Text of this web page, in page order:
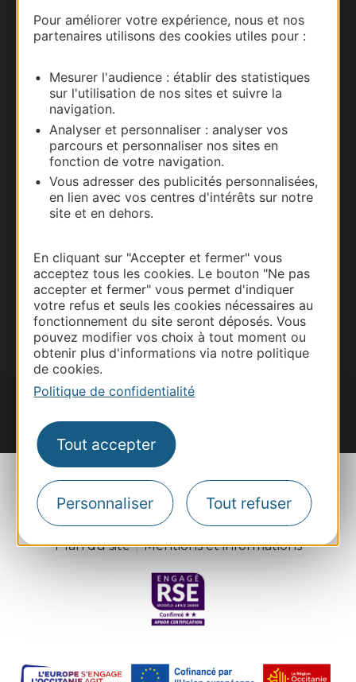
Pour améliorer votre expérience, nous et nos
partenaires utilisons des cookies utiles pour :
Mesurer l'audience : établir des statistiques
sur l'utilisation de nos sites et suivre la
navigation.
Analyser et personnaliser : analyser vos
parcours et personnaliser nos sites en
fonction de votre navigation.
Vous adresser des publicités personnalisées,
en lien avec vos centres d'intérêts sur notre
site et en dehors.
En cliquant sur "Accepter et fermer" vous
acceptez tous les cookies. Le bouton "Ne pas
accepter et fermer" vous permet d'indiquer
votre refus et seuls les cookies nécessaires au
fonctionnement du site seront déposés. Vous
pouvez modifier vos choix à tout moment ou
obtenir plus d'informations via notre politique
de cookies.
Politique de confidentialité
Tout accepter
Personnaliser Tout refuser
Thermalisme
Business/Mice
Pros d'Occitanie
Site presse et d'influence
Voyagistes
Inscrivez-vous à la lettre d'information
Destination Occitanie pour recevoir des
suggestions de séjours, de visites et de sorties.
Je m'abonne
#VoyageOccitanie
Plan du site Mentions et informations